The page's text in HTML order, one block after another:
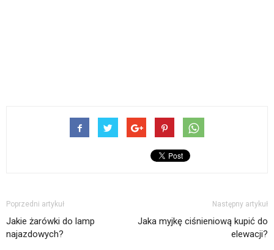
Poprzedni artykuł
Jakie żarówki do lamp
najazdowych?
Następny artykuł
Jaka myjkę ciśnieniową kupić do
elewacji?